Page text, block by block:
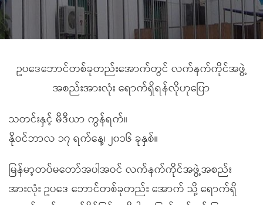
ဥပဒေဘောင်တစ်ခုတည်းအောက်တွင် လက်နက်ကိုင်အဖွဲ့
အစည်းအားလုံး ရောက်ရှိရန်လိုဟုပြော
သတင်းနှင့် မီဒီယာ ကွန်ရက်။
နိုဝင်ဘာလ ၁၇ ရက်နေ့၊ ၂၀၁၆ ခုနှစ်။
မြန်မာ့တပ်မတော်အပါအဝင် လက်နက်ကိုင်အဖွဲ့အစည်း
အားလုံး ဥပဒေ ဘောင်တစ်ခုတည်း အောက် သို့ ရောက်ရှိ